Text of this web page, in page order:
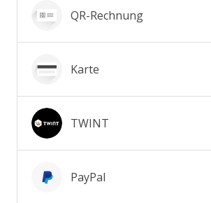
QR-Rechnung
Karte
TWINT
PayPal